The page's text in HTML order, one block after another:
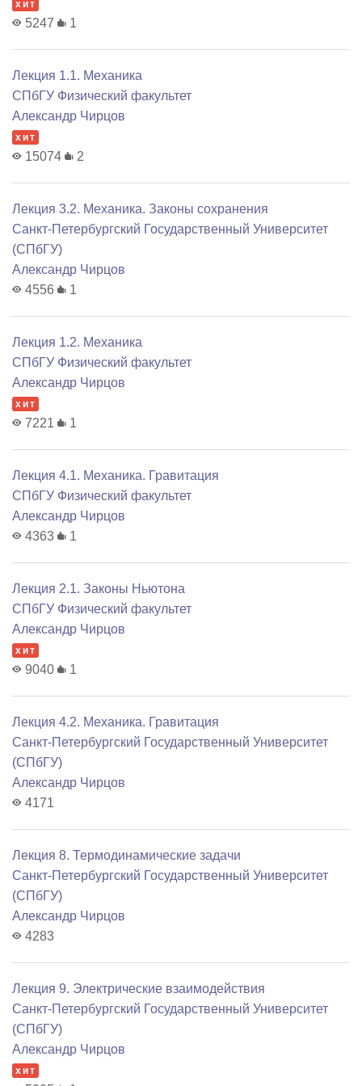
хит
5247 1
Лекция 1.1. Механика
СПбГУ Физический факультет
Александр Чирцов
хит
15074 2
Лекция 3.2. Механика. Законы сохранения
Санкт-Петербургский Государственный Университет
(СПбГУ)
Александр Чирцов
4556
1
Лекция 1.2. Механика
СПбГУ Физический факультет
Александр Чирцов
хит
7221 1
Лекция 4.1. Механика. Гравитация
СПбГУ Физический факультет
Александр Чирцов
4363
1
Лекция 2.1. Законы Ньютона
СПбГУ Физический факультет
Александр Чирцов
хит
9040 1
Лекция 4.2. Механика. Гравитация
Санкт-Петербургский Государственный Университет
(СПбГУ)
Александр Чирцов
4171
Лекция 8. Термодинамические задачи
Санкт-Петербургский Государственный Университет
(СПбГУ)
Александр Чирцов
4283
Лекция 9. Электрические взаимодействия
Санкт-Петербургский Государственный Университет
(СПбГУ)
Александр Чирцов
хит